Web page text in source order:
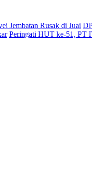
Jembatan Rusak di Juai
Peringati HUT ke-51, PT